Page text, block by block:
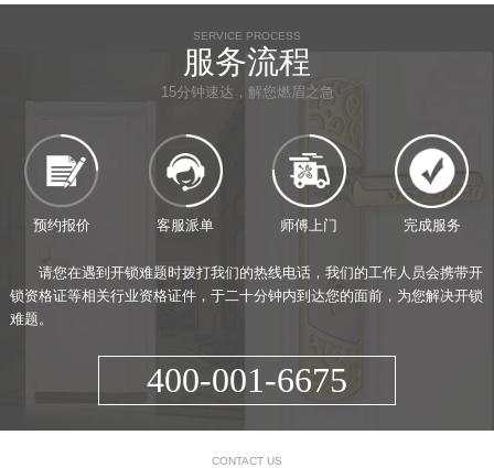
SERVICE PROCESS
服务流程
15分钟速达，解您燃眉之急
预约报价 客服派单 师傅上门 完成服务
请您在遇到开锁难题时拨打我们的热线电话，我们的工作人员会携带开
锁资格证等相关行业资格证件，于二十分钟内到达您的面前，为您解决开锁
难题。
400-001-6675
CONTACT US